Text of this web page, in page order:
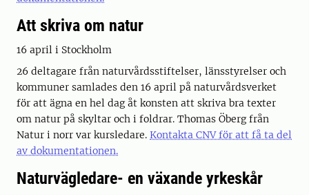
Att skriva om natur
16 april i Stockholm
26 deltagare från naturvårdsstiftelser, länsstyrelser och
kommuner samlades den 16 april på naturvårdsverket
för att ägna en hel dag åt konsten att skriva bra texter
om natur på skyltar och i foldrar. Thomas Öberg från
Natur i norr var kursledare. Kontakta CNV för att få ta del
av dokumentationen.
Naturvägledare- en växande yrkeskår